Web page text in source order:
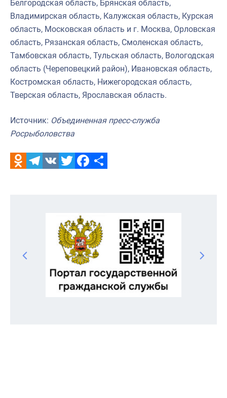
Белгородская область, Брянская область,
Владимирская область, Калужская область, Курская
область, Московская область и г. Москва, Орловская
область, Рязанская область, Смоленская область,
Тамбовская область, Тульская область, Вологодская
область (Череповецкий район), Ивановская область,
Костромская область, Нижегородская область,
Тверская область, Ярославская область.
Источник: Объединенная пресс-служба
Росрыболовства